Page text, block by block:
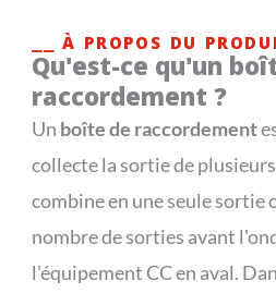
⎯⎯ À PROPOS DU
Qu'est-ce qu'un
raccordement ?
Un boîte de raccordement
collecte la sortie de
combine en une seule sortie
nombre de sorties avant
l'équipement CC en aval.